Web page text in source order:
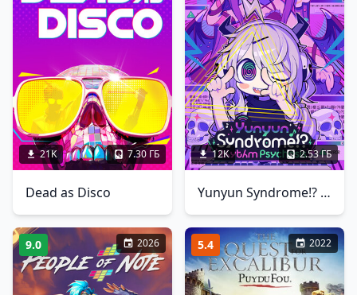
21K 7.30 ГБ
Dead as Disco
12K 2.53 ГБ
Yunyun Syndrome!? Rhythm Psychosis
9.0 2026 5.4 2022